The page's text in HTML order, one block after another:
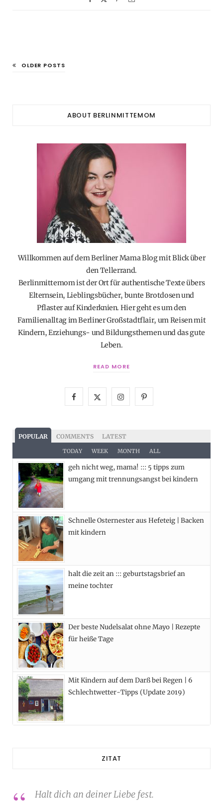
OLDER POSTS
ABOUT BERLINMITTEMOM
Willkommen auf dem Berliner Mama Blog mit Blick über
den Tellerrand.
Berlinmittemom ist der Ort für authentische Texte übers
Elternsein, Lieblingsbücher, bunte Brotdosen und
Pflaster auf Kinderknien. Hier geht es um den
Familienalltag im Berliner Großstadtflair, um Reisen mit
Kindern, Erziehungs- und Bildungsthemen und das gute
Leben.
READ MORE
c
e
b
k
T
w
i
e
I
s
t
a
a
P
e
s
POPULAR COMMENTS LATEST
TODAY WEEK MONTH ALL
geh nicht weg, mama! ::: 5 tipps zum
umgang mit trennungsangst bei kindern
Schnelle Osternester aus Hefeteig | Backen
mit kindern
halt die zeit an ::: geburtstagsbrief an
meine tochter
Der beste Nudelsalat ohne Mayo | Rezepte
für heiße Tage
Mit Kindern auf dem Darß bei Regen | 6
Schlechtwetter-Tipps (Update 2019)
ZITAT
Halt dich an deiner Liebe fest.